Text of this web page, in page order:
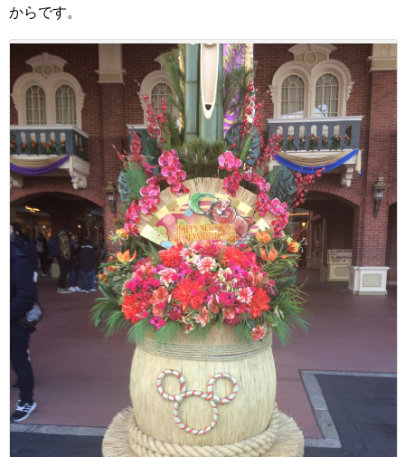
からです。